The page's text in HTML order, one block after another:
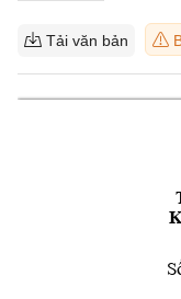
Tải văn bản